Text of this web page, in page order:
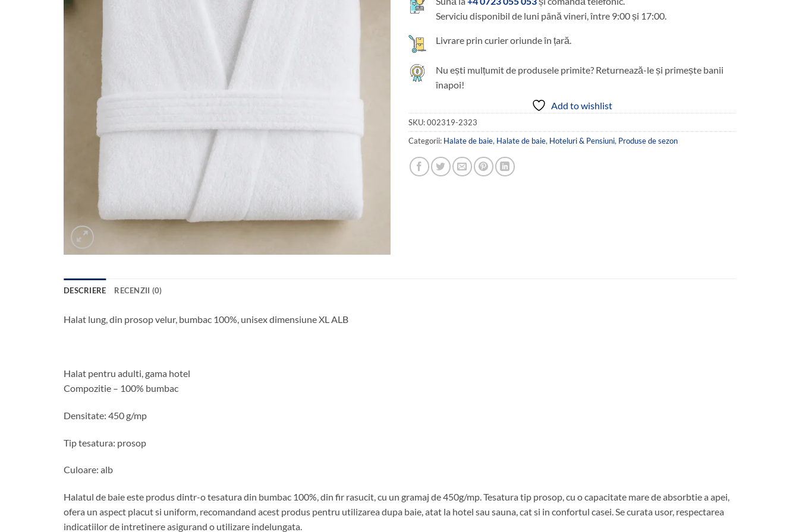
Serviciu disponibil de luni până vineri, între 9:00 și 17:00.
Livrare prin curier oriunde în țară.
Nu ești mulțumit de produsele primite? Returnează-le și primește banii
înapoi!
Add to wishlist
SKU:002319-2323
Categorii: Halate de baie, Halate de baie, Hoteluri & Pensiuni, Produse de sezon
DESCRIERE RECENZII (0)
Halat lung, din prosop velur, bumbac 100%, unisex dimensiune XL ALB
Halat pentru adulti, gama hotel
Compozitie – 100% bumbac
Densitate: 450 g/mp
Tip tesatura: prosop
Culoare: alb
Halatul de baie este produs dintr-o tesatura din bumbac 100%, din fir rasucit, cu un gramaj de 450g/mp. Tesatura tip prosop, cu o capacitate mare de absorbtie a apei,
ofera un aspect placut si uniform, recomandand acest produs pentru utilizarea dupa baie, atat la hotel sau sauna, cat si in confortul casei. Se curata usor, respectarea
indicatiilor de intretinere asigurand o utilizare indelungata.